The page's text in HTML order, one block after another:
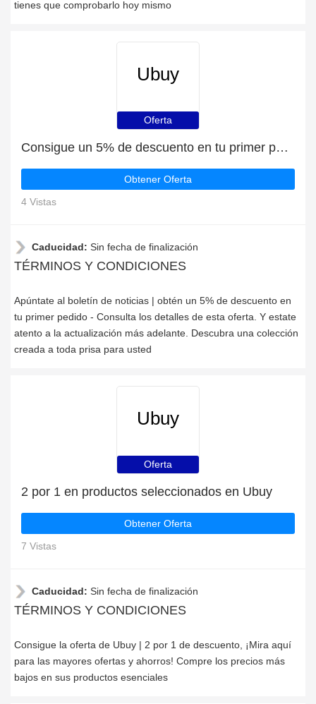
tienes que comprobarlo hoy mismo
Ubuy
Oferta
Consigue un 5% de descuento en tu primer pedido en Ubuy
Obtener Oferta
4 Vistas
Caducidad: Sin fecha de finalización
TÉRMINOS Y CONDICIONES
Apúntate al boletín de noticias | obtén un 5% de descuento en
tu primer pedido - Consulta los detalles de esta oferta. Y estate
atento a la actualización más adelante. Descubra una colección
creada a toda prisa para usted
Ubuy
Oferta
2 por 1 en productos seleccionados en Ubuy
Obtener Oferta
7 Vistas
Caducidad: Sin fecha de finalización
TÉRMINOS Y CONDICIONES
Consigue la oferta de Ubuy | 2 por 1 de descuento, ¡Mira aquí
para las mayores ofertas y ahorros! Compre los precios más
bajos en sus productos esenciales